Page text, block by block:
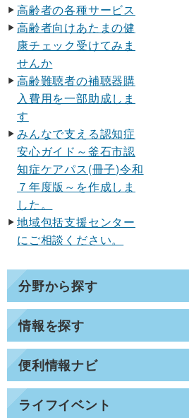
分野から探す
情報を探す
便利情報ナビ
ライフイベント
高齢者の各種サービス
高齢者向けあたまの健
康チェック受けてみま
せんか
高齢難聴者の補聴器購
入費用を一部助成しま
す
みんなで支える認知症
安心ガイド～釜石市認
知症ケアパス(冊子)令和
７年度版～を作成しま
した。
地域包括支援センター
にご相談ください。